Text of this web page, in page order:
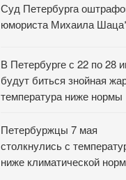
Суд Петербурга
юмориста Михаила
В Петербурге с 22 по 28
будут биться знойная
температура ниже нормы
Петербуржцы 7 мая
столкнулись с
ниже климатической